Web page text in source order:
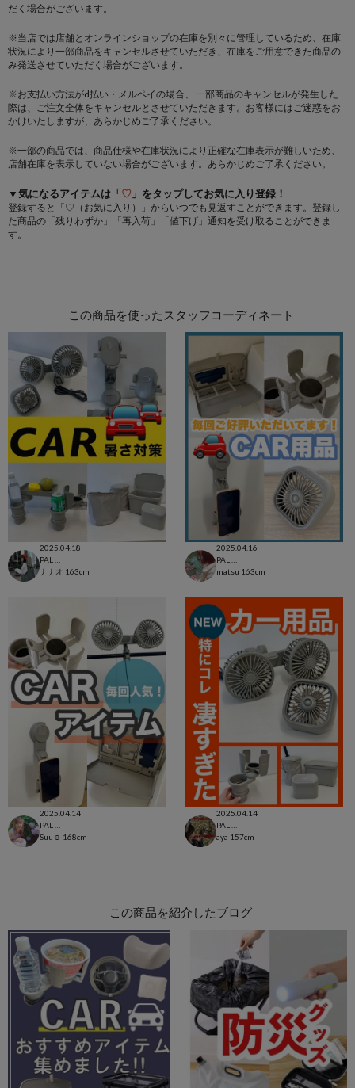
だく場合がございます。
※当店では店舗とオンラインショップの在庫を別々に管理しているため、在庫
状況により一部商品をキャンセルさせていただき、在庫をご用意できた商品の
み発送させていただく場合がございます。
※お支払い方法がd払い・メルペイの場合、 一部商品のキャンセルが発生した
際は、ご注文全体をキャンセルとさせていただきます。お客様にはご迷惑をお
かけいたしますが、あらかじめご了承ください。
※一部の商品では、商品仕様や在庫状況により正確な在庫表示が難しいため、
店舗在庫を表示していない場合がございます。あらかじめご了承ください。
▼気になるアイテムは「♡ 」をタップしてお気に入り登録！
登録すると「♡（お気に入り）」からいつでも見返すことができます。登録し
た商品の「残りわずか」「再入荷」「値下げ」通知を受け取ることができま
す。
この商品を使ったスタッフコーディネート
2025.04.18
ナナオ 163cm
2025.04.16
matsu 163cm
2025.04.14
Suu☺︎ 168cm
2025.04.14
aya 157cm
この商品を紹介したブログ